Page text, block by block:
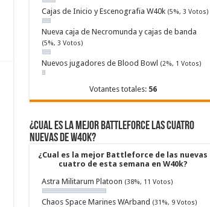
Cajas de Inicio y Escenografia W40k (5%, 3 Votos)
Nueva caja de Necromunda y cajas de banda
(5%, 3 Votos)
Nuevos jugadores de Blood Bowl (2%, 1 Votos)
Votantes totales: 56
¿Cual es la mejor Battleforce las cuatro
nuevas de W40k?
¿Cual es la mejor Battleforce de las nuevas
cuatro de esta semana en W40k?
Astra Militarum Platoon (38%, 11 Votos)
Chaos Space Marines WArband (31%, 9 Votos)